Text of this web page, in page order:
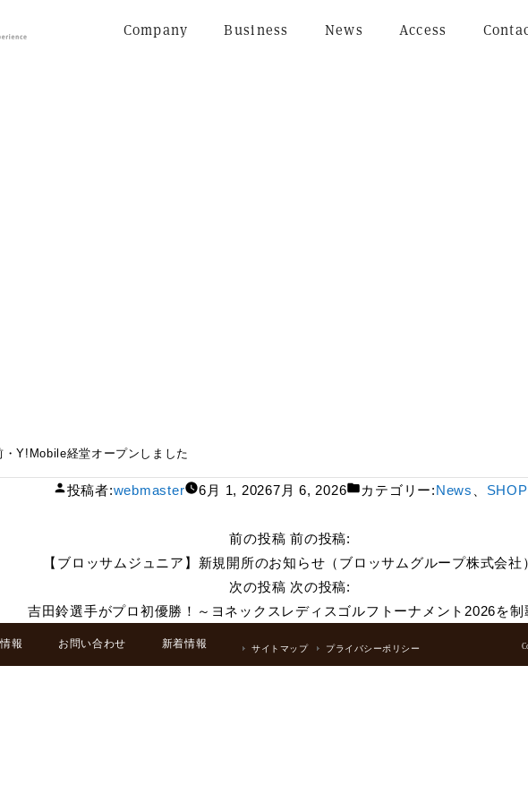
Company Business News Access
Y!Mobile経堂オープンしました
投稿者:webmaster 6月 1, 20267月 6, 2026 カテゴリー:News
SHOP
前の投稿 前の投稿:
【ブロッサムジュニア】新規開所のお知らせ（ブロッサムグループ株式会社
次の投稿 次の投稿:
吉田鈴選手がプロ初優勝！～ヨネックスレディスゴルフトーナメント2026を制
報 お問い合わせ 新着情報 サイトマップ プライバシーポリシー